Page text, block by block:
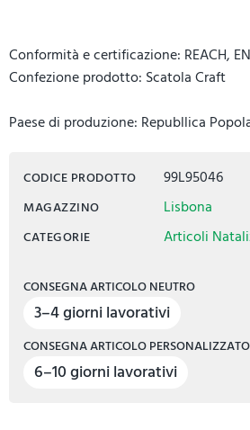
Conformità e certificazione: REACH,
Confezione prodotto: Scatola Craft
Paese di produzione: Republlica
CODICE PRODOTTO 99L95046
MAGAZZINO Lisbona
CATEGORIE Articoli
CONSEGNA ARTICOLO NEUTRO
3–4 giorni lavorativi
CONSEGNA ARTICOLO PERSONALIZZATO
6–10 giorni lavorativi